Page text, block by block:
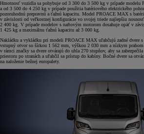
Hmotnosť vozidla sa pohybuje od 3 300 do 3 500 kg v prípade
a od 3 500 do 4 250 kg v prípade použitia batériového elektrického
pozoruhodnú prepravnú a ťažnú kapacitu. Model PROACE MAX s
v závislosti od veľkostnej konfigurácie vo svojej triede najlepšiu
2 400 kg. V prípade modelov s naftovým motorom dosahuje opäť v
1 425 kg a maximálnu ťažnú kapacitu až 3 000 kg.
Nakládku a vykládku pri modeli PROACE MAX uľahčujú zadné dvere
vstupný otvor so šírkou 1 562 mm, výškou 2 030 mm a nízkym
v rámci značky sa dvere otvárajú do uhla 270 stupňov, aby sa
priestoru po stranách a uľahčil sa prístup do kabíny. Bočné dvere sa
na naloženie bežnej europalety.